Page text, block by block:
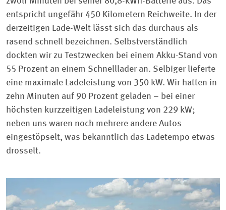
entspricht ungefähr 450 Kilometern Reichweite. In der
derzeitigen Lade-Welt lässt sich das durchaus als
rasend schnell bezeichnen. Selbstverständlich
dockten wir zu Testzwecken bei einem Akku-Stand von
55 Prozent an einem Schnelllader an. Selbiger lieferte
eine maximale Ladeleistung von 350 kW. Wir hatten in
zehn Minuten auf 90 Prozent geladen – bei einer
höchsten kurzzeitigen Ladeleistung von 229 kW;
neben uns waren noch mehrere andere Autos
eingestöpselt, was bekanntlich das Ladetempo etwas
drosselt.